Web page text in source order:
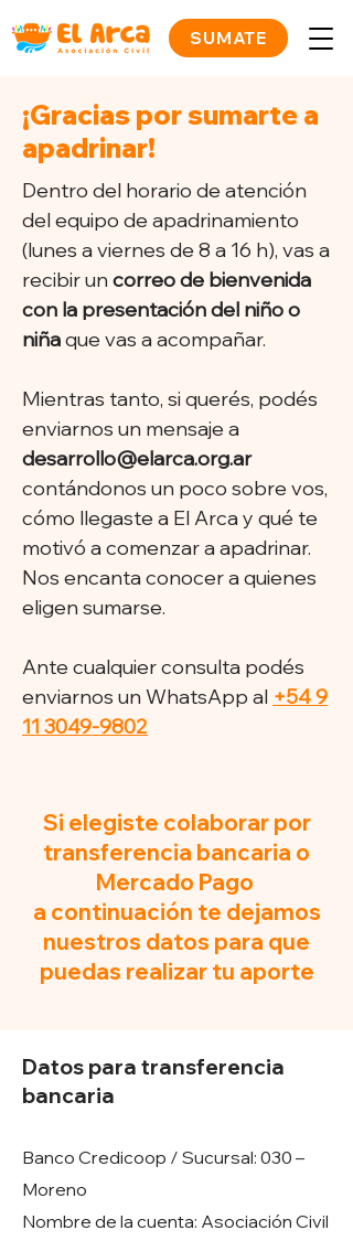
SUMATE
¡Gracias por sumarte a
apadrinar!
Dentro del horario de atención
del equipo de apadrinamiento
(lunes a viernes de 8 a 16 h), vas a
recibir uncorreo de bienvenida
con la presentación del niño o
niñaque vas a acompañar.
Mientras tanto, si querés, podés
enviarnos un mensaje a
desarrollo@elarca.org.ar
contándonos un poco sobre vos,
cómo llegaste a El Arca y qué te
motivó a comenzar a apadrinar.
Nos encanta conocer a quienes
eligen sumarse.
Ante cualquier consulta podés
enviarnos un WhatsApp al +54 9
11 3049-9802
Si elegiste colaborar por
transferencia bancaria o
Mercado Pago
a continuación te dejamos
nuestros datos para que
puedas realizar tu aporte
Datos para transferencia
bancaria
Banco Credicoop / Sucursal: 030 –
Moreno
Nombre de la cuenta: Asociación Civil